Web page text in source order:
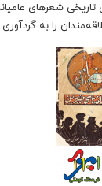
را به